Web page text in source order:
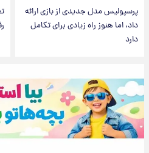
پرسپولیس مدل جدیدی از بازی ارائه
داد، اما هنوز راه زیادی برای تکامل
دارد